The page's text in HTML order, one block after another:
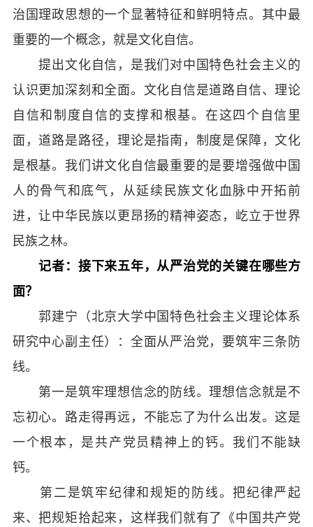
治国理政思想的一个显著特征和鲜明特点。其中最
重要的一个概念，就是文化自信。
提出文化自信，是我们对中国特色社会主义的
认识更加深刻和全面。文化自信是道路自信、理论
自信和制度自信的支撑和根基。在这四个自信里
面，道路是路径，理论是指南，制度是保障，文化
是根基。我们讲文化自信最重要的是要增强做中国
人的骨气和底气，从延续民族文化血脉中开拓前
进，让中华民族以更昂扬的精神姿态，屹立于世界
民族之林。
记者：接下来五年，从严治党的关键在哪些方
面？
郭建宁（北京大学中国特色社会主义理论体系
研究中心副主任）：全面从严治党，要筑牢三条防
线。
第一是筑牢理想信念的防线。理想信念就是不
忘初心。路走得再远，不能忘了为什么出发。这是
一个根本，是共产党员精神上的钙。我们不能缺
钙。
第二是筑牢纪律和规矩的防线。把纪律严起
来、把规矩拾起来，这样我们就有了《中国共产党